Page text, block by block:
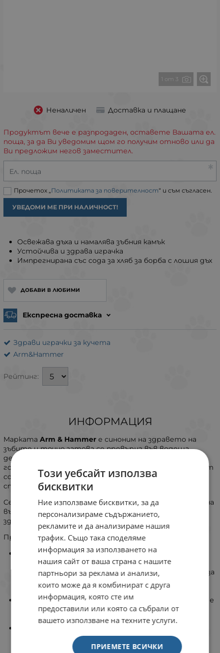
1 от 3
Неналичен Доставка и плащане
Продуктът вече е разпродаден, оставете Вашата ел.
поща, за да Ви уведомим щом го получим отново или да
Ви предложим негов заместител.
Ел. поща
Прочетох „Политиката за поверителност“ и съм съгласен.
УВЕДОМИ МЕ ПРИ НАЛИЧНОСТ!
ДОБАВИ В ЛЮБИМИ
Експресна доставка
Здрави играчки за кучета
Arm&Hammer
Рейтинг:
Освежава дъха и намалява зъбния камък
Устойчива и здрава играчка
Импрегнирана със сода за хляб за борба с лошия дъх
ИНФОРМАЦИЯ
Марката Arm & Hammer е синоним на здравето на
зъбите и точно затова се превърна във водеща
дентална марка в сферата на домашните любимци с
голямо разнообразие от продукти, целящи да улеснят
собствениците да се грижат за своите кучешки
спътници.
Сега
Arm & Hammerвключва и играчките като чудесна
възможност за поддържане на денталната хигиена и
здраве.
Предимства на денталните играчки
ВАШЕТО КУЧЕ ЩЕ СЕ ЗАБАЛЯВА С ЧАСОВЕ -
денталния кокъл ще държат кучето ви заето с
часове, докато каналите за почистване помагат за
премахване на натрупването на зъбен камък и
плака;
ЗА НАЙ -МОЩНИТЕ ЗЪБИ - тази играчка за кучета е
изработена от супер здрав термопластичен
полимер за най-мощните зъби;
ОПТИМАЛНО ПОЧИСТВАНЕ - грапавините на
кокъла се издигат до линията на венците за
оптимално почистване;
Този уебсайт използва
бисквитки
Ние използваме бисквитки, за да
персонализираме съдържанието,
рекламите и да анализираме нашия
трафик. Също така споделяме
информация за използването на
нашия сайт от ваша страна с нашите
партньори за реклама и анализи,
които може да я комбинират с друга
информация, която сте им
предоставили или която са събрали от
вашето използване на техните услуги.
ПРИЕМЕТЕ ВСИЧКИ